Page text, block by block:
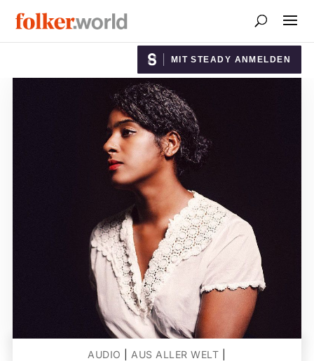
MIT STEADY ANMELDEN
AUDIO AUS ALLER WELT